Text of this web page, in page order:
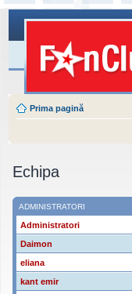
Prima pagină
Echipa
ADMINISTRATORI
Administratori
Daimon
eliana
kant emir